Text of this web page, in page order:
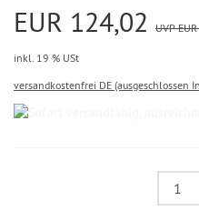
EUR 124,02 UVP
inkl. 19 % USt
versandkostenfrei DE (ausgeschlossen